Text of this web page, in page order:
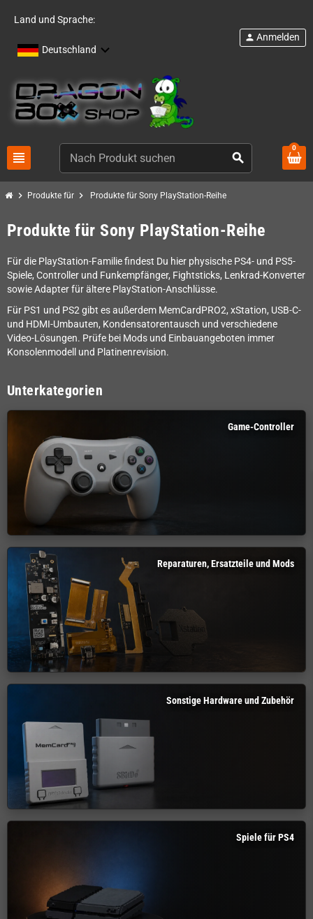
Land und Sprache:
Deutschland
view_headline search
person Anmelden
0
chevron_right Produkte für chevron_right Produkte für Sony PlayStation-Reihe
Produkte für Sony PlayStation-Reihe
Für die PlayStation-Familie findest Du hier physische PS4- und PS5-
Spiele, Controller und Funkempfänger, Fightsticks, Lenkrad-Konverter
sowie Adapter für ältere PlayStation-Anschlüsse.
Für PS1 und PS2 gibt es außerdem MemCardPRO2, xStation, USB-C-
und HDMI-Umbauten, Kondensatorentausch und verschiedene
Video-Lösungen. Prüfe bei Mods und Einbauangeboten immer
Konsolenmodell und Platinenrevision.
Unterkategorien
Game-Controller
Reparaturen, Ersatzteile und Mods
Sonstige Hardware und Zubehör
Spiele für PS4